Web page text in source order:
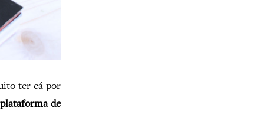
ter cá por
plataforma de